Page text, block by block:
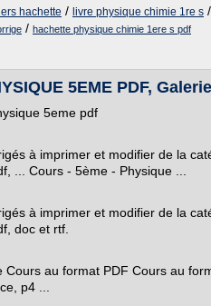
hachette / livre physique chimie 1re s /
/ hachette physique chimie 1ere s pdf
5EME PDF,
5eme pdf
à imprimer et modifier de la
... Cours - 5ème - Physique ...
à imprimer et modifier de la
doc et rtf.
au format PDF Cours au
p4 ...